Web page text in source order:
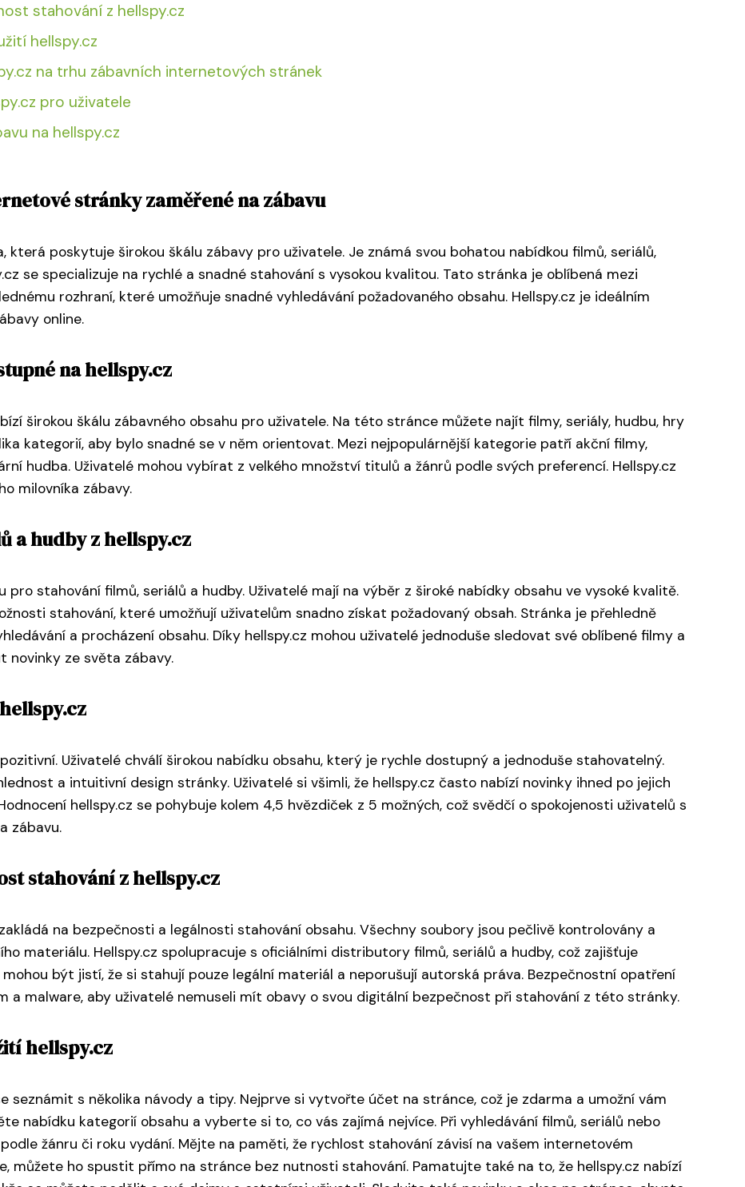
stahování z hellspy.cz
hellspy.cz
na trhu zábavních internetových stránek
pro uživatele
na hellspy.cz
stránky zaměřené na zábavu
poskytuje širokou škálu zábavy pro uživatele. Je známá svou bohatou nabídkou filmů, seriálů,
se specializuje na rychlé a snadné stahování s vysokou kvalitou. Tato stránka je oblíbená mezi
rozhraní, které umožňuje snadné vyhledávání požadovaného obsahu. Hellspy.cz je ideálním
online.
na hellspy.cz
širokou škálu zábavného obsahu pro uživatele. Na této stránce můžete najít filmy, seriály, hudbu, hry
kategorií, aby bylo snadné se v něm orientovat. Mezi nejpopulárnější kategorie patří akční filmy,
hudba. Uživatelé mohou vybírat z velkého množství titulů a žánrů podle svých preferencí. Hellspy.cz
milovníka zábavy.
a hudby z hellspy.cz
stahování filmů, seriálů a hudby. Uživatelé mají na výběr z široké nabídky obsahu ve vysoké kvalitě.
stahování, které umožňují uživatelům snadno získat požadovaný obsah. Stránka je přehledně
a procházení obsahu. Díky hellspy.cz mohou uživatelé jednoduše sledovat své oblíbené filmy a
novinky ze světa zábavy.
Uživatelé chválí širokou nabídku obsahu, který je rychle dostupný a jednoduše stahovatelný.
a intuitivní design stránky. Uživatelé si všimli, že hellspy.cz často nabízí novinky ihned po jejich
hellspy.cz se pohybuje kolem 4,5 hvězdiček z 5 možných, což svědčí o spokojenosti uživatelů s
zábavu.
stahování z hellspy.cz
na bezpečnosti a legálnosti stahování obsahu. Všechny soubory jsou pečlivě kontrolovány a
materiálu. Hellspy.cz spolupracuje s oficiálními distributory filmů, seriálů a hudby, což zajišťuje
být jistí, že si stahují pouze legální materiál a neporušují autorská práva. Bezpečnostní opatření
a malware, aby uživatelé nemuseli mít obavy o svou digitální bezpečnost při stahování z této stránky.
hellspy.cz
seznámit s několika návody a tipy. Nejprve si vytvořte účet na stránce, což je zdarma a umožní vám
nabídku kategorií obsahu a vyberte si to, co vás zajímá nejvíce. Při vyhledávání filmů, seriálů nebo
žánru či roku vydání. Mějte na paměti, že rychlost stahování závisí na vašem internetovém
můžete ho spustit přímo na stránce bez nutnosti stahování. Pamatujte také na to, že hellspy.cz nabízí